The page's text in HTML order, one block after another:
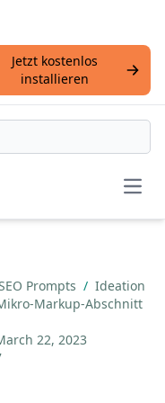
Jetzt kostenlos
installieren
Prompts / Ideation
Markup-Abschnitt
22, 2023